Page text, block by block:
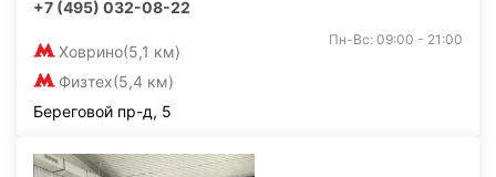
+7 (495) 032-08-22
Ховрино(5,1 км)
Физтех(5,4 км)
Пн-Вс: 09:00 - 21:00
Береговой пр-д, 5